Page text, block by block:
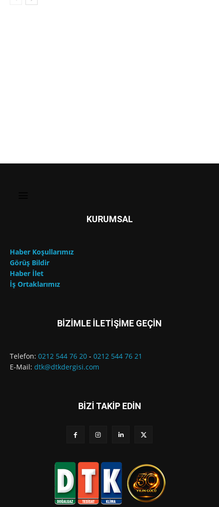
KURUMSAL
Haber Koşullarımız
Görüş Bildir
Haber İlet
İş Ortaklarımız
BİZİMLE İLETİŞİME GEÇİN
Telefon: 0212 544 76 20 - 0212 544 76 21
E-Mail: dtk@dtkdergisi.com
BİZİ TAKİP EDİN